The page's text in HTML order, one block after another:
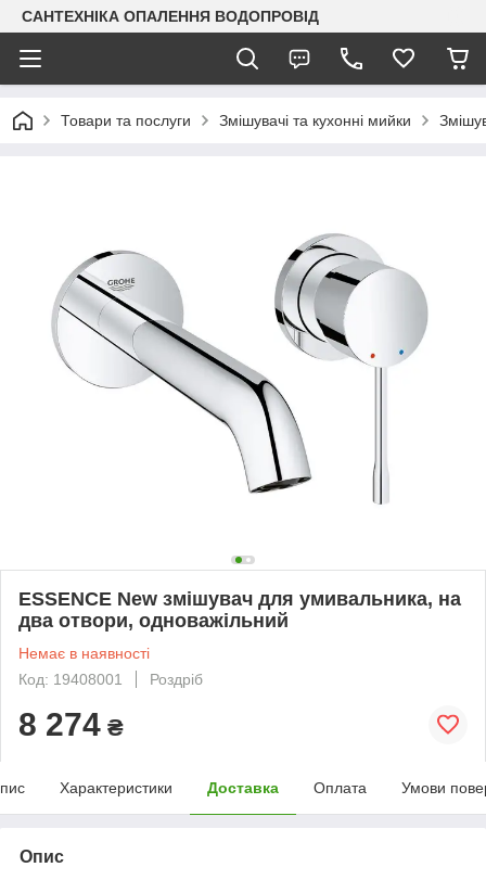
САНТЕХНІКА ОПАЛЕННЯ ВОДОПРОВІД
Товари та послуги Змішувачі та кухонні мийки
ESSENCE New змішувач для умивальника, на
два отвори, одноважільний
Немає в наявності
Код: 19408001
Роздріб
8 274 ₴
Характеристики Доставка Оплата Умови
Опис